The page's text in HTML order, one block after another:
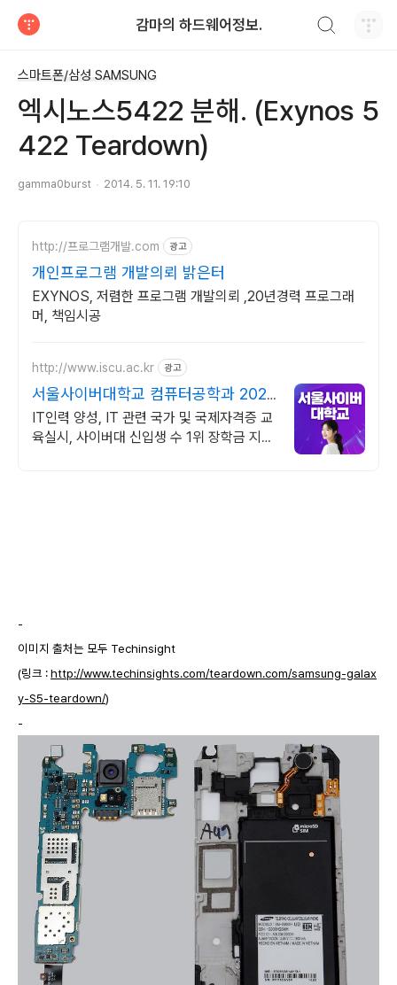
감마의 하드웨어정보.
스마트폰/삼성 SAMSUNG
엑시노스5422 분해. (Exynos 5
422 Teardown)
gamma0burst 2014. 5. 11. 19:10
http://프로그램개발.com 광고
개인프로그램 개발의뢰 밝은터
EXYNOS, 저렴한 프로그램 개발의뢰 ,20년경력 프로그래
머, 책임시공
http://www.iscu.ac.kr 광고
서울사이버대학교 컴퓨터공학과 2026
가을학기 신편입생
IT인력 양성, IT 관련 국가 및 국제자격증 교
육실시, 사이버대 신입생 수 1위 장학금 지급
-
이미지 출처는 모두 Techinsight
(링크 :http://www.techinsights.com/teardown.com/samsung-galax
y-S5-teardown/)
-